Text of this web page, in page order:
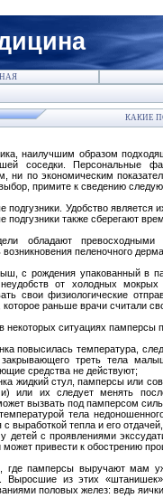
КАКИЕ
наилучшим образом
соседки. Персональные
ни по экономическим
примите к сведению
подгузники. Удобство
подгузники также сберегают
обладают превосходными
возникновения пеленочного
с рождения упакованный в
от холодных
свои физиологические
которое раньше врачи считали
некоторых ситуациях памперсы
повысилась температура,
треть тела
средства не действуют;
жидкий стул, памперсы или
или их следует менять
вызвать под памперсом
тела
с выработкой тепла и его
детей с проявлениями
привести к обострению
где памперсы выручают мам
Выросшие из этих
половых желез: ведь